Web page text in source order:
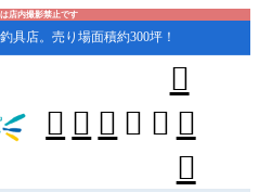
店内撮影禁止です
具店。売り場面積約300坪！
    


